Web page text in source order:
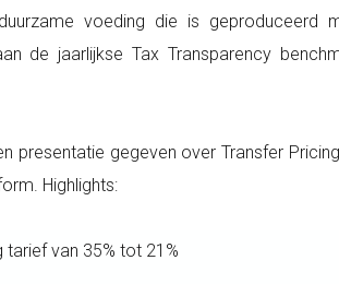
voeding die is geproduceerd
de jaarlijkse Tax Transparency
presentatie gegeven over Transfer
Highlights:
van 35% tot 21%